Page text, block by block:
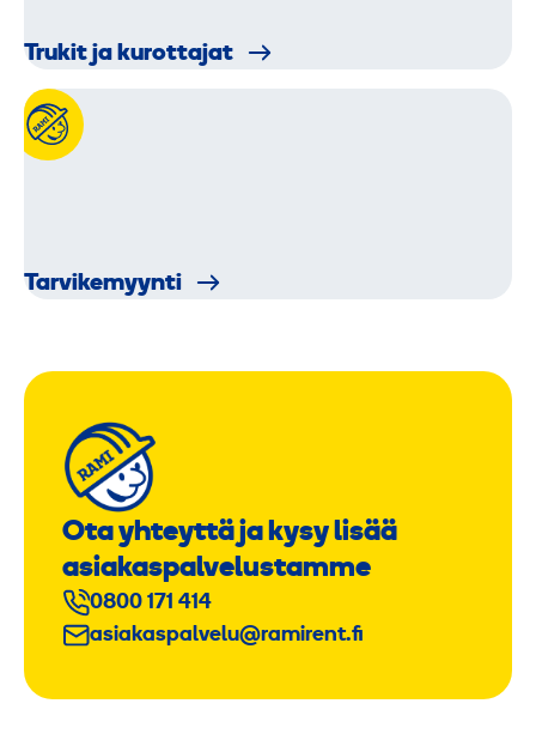
Trukit ja kurottajat
Tarvikemyynti
Ota yhteyttä ja kysy lisää
asiakaspalvelustamme
0800 171 414
asiakaspalvelu@ramirent.fi